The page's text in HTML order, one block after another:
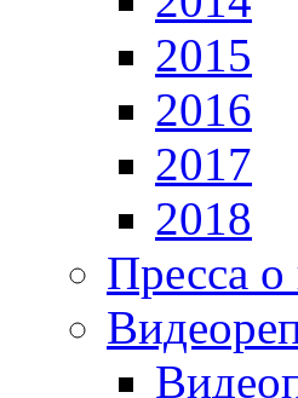
2015
2016
2017
2018
Пресса о